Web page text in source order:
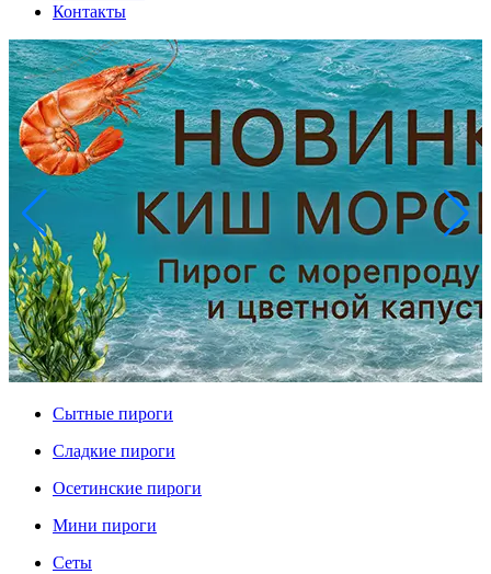
Контакты
Сытные пироги
Сладкие пироги
Осетинские пироги
Мини пироги
Сеты